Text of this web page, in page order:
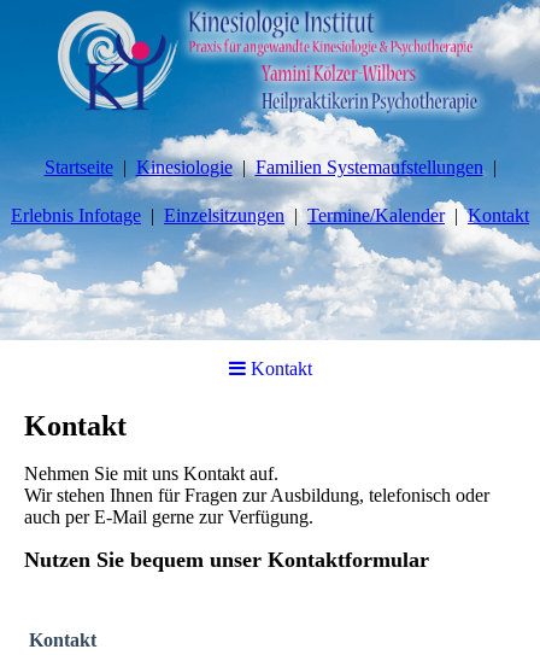
Startseite Kinesiologie Familien Systemaufstellungen
Erlebnis Infotage Einzelsitzungen Termine/Kalender Kontakt
Kontakt
Kontakt
Nehmen Sie mit uns Kontakt auf.
Wir stehen Ihnen für Fragen zur Ausbildung, telefonisch oder
auch per E-Mail gerne zur Verfügung.
Nutzen Sie bequem unser Kontaktformular
Kontakt